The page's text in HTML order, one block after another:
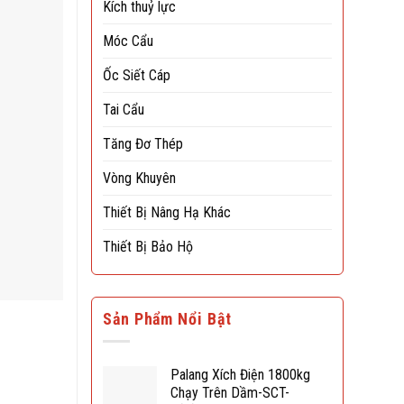
Kích thuỷ lực
Móc Cẩu
Ốc Siết Cáp
Tai Cẩu
Tăng Đơ Thép
Vòng Khuyên
Thiết Bị Nâng Hạ Khác
Thiết Bị Bảo Hộ
Sản Phẩm Nổi Bật
Palang Xích Điện 1800kg
Chạy Trên Dầm-SCT-